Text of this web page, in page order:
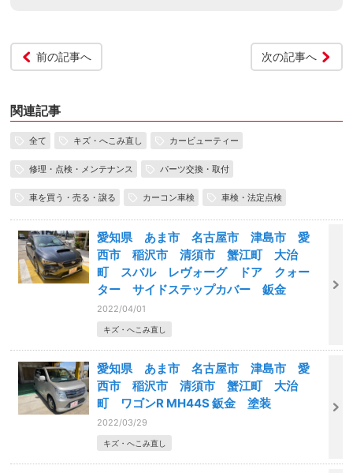
前の記事へ 次の記事へ
関連記事
全て キズ・へこみ直し カービューティー
修理・点検・メンテナンス パーツ交換・取付
車を買う・売る・譲る カーコン車検 車検・法定点検
愛知県 あま市 名古屋市 津島市 愛
西市 稲沢市 清須市 蟹江町 大治
町 スバル レヴォーグ ドア クォー
ター サイドステップカバー 鈑金
2022/04/01
キズ・へこみ直し
愛知県 あま市 名古屋市 津島市 愛
西市 稲沢市 清須市 蟹江町 大治
町 ワゴンR MH44S 鈑金 塗装
2022/03/29
キズ・へこみ直し